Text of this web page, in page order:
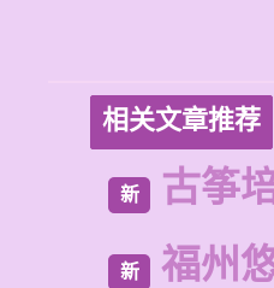
相关文章推荐
新 古筝
新 福州